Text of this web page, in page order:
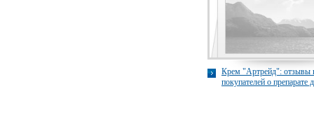
Крем "Артрейд": отзывы
покупателей о препарате